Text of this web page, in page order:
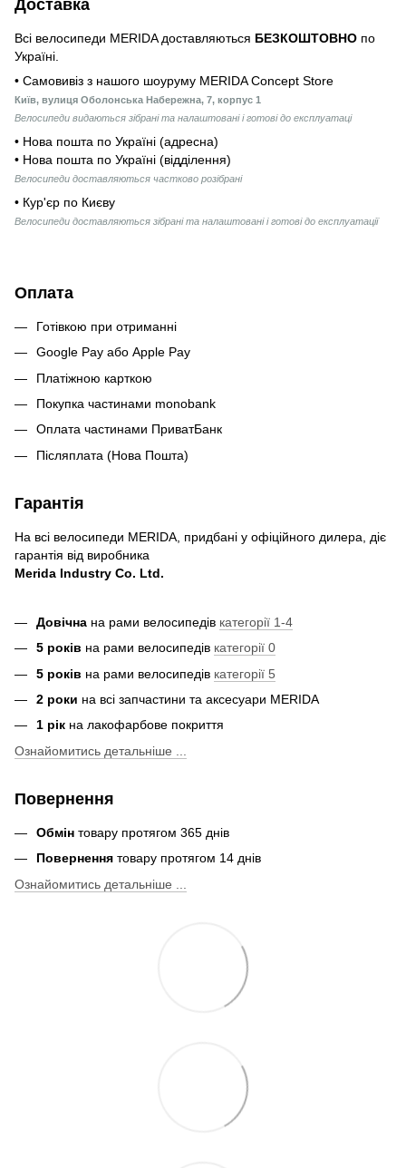
Доставка
Всі велосипеди MERIDA доставляються БЕЗКОШТОВНО по
Україні.
• Самовивіз з нашого шоуруму MERIDA Concept Store
Київ, вулиця Оболонська Набережна, 7, корпус 1
Велосипеди видаються зібрані та налаштовані і готові до експлуатаці
• Нова пошта по Україні (адресна)
• Нова пошта по Україні (відділення)
Велосипеди доставляються частково розібрані
• Кур'єр по Києву
Велосипеди доставляються зібрані та налаштовані і готові до експлуатації
Оплата
Готівкою при отриманні
Google Pay або Apple Pay
Платіжною карткою
Покупка частинами monobank
Оплата частинами ПриватБанк
Післяплата (Нова Пошта)
Гарантія
На всі велосипеди MERIDA, придбані у офіційного дилера, діє
гарантія від виробника
Merida Industry Co. Ltd.
Довічна на рами велосипедів категорії 1-4
5 років на рами велосипедів категорії 0
5 років на рами велосипедів категорії 5
2 роки на всі запчастини та аксесуари MERIDA
1 рік на лакофарбове покриття
Ознайомитись детальніше ...
Повернення
Обмін товару протягом 365 днів
Повернення товару протягом 14 днів
Ознайомитись детальніше ...